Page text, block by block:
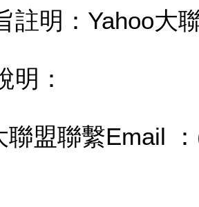
註明：Yahoo大
明：
聯盟聯繫Email